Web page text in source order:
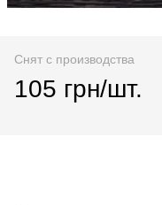
Снят с производства
105 грн/шт.